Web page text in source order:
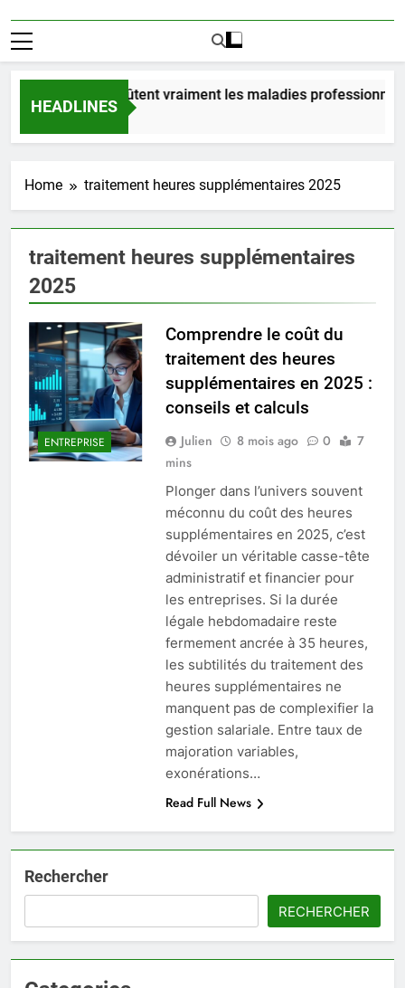
HEADLINES
Combien coûtent vraiment les maladies
1 Jour Ago
Home traitement heures supplémentaires 2025
traitement heures supplémentaires
2025
ENTREPRISE
Comprendre le coût du
traitement des heures
supplémentaires en 2025 :
conseils et calculs
Julien 8 mois ago 0
7
mins
Plonger dans l’univers souvent
méconnu du coût des heures
supplémentaires en 2025, c’est
dévoiler un véritable casse-tête
administratif et financier pour
les entreprises. Si la durée
légale hebdomadaire reste
fermement ancrée à 35 heures,
les subtilités du traitement des
heures supplémentaires ne
manquent pas de complexifier la
gestion salariale. Entre taux de
majoration variables,
exonérations…
Read Full News
Rechercher
RECHERCHER